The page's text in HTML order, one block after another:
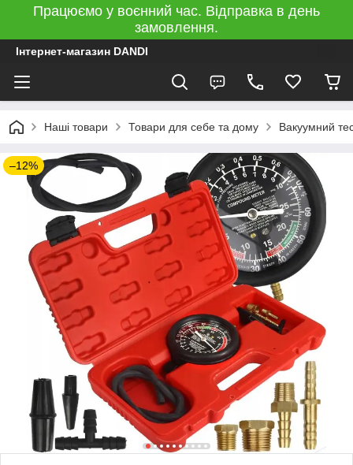
Працюємо у воєнний час. Відправка в день
замовлення.
Інтернет-магазин DANDI
Наші товари Товари для себе та дому Вакуумний
–12%